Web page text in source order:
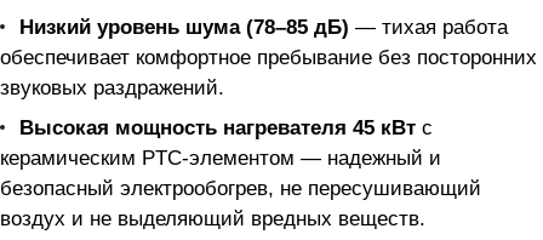
Низкий уровень шума (78–85 дБ) — тихая работа
обеспечивает комфортное пребывание без посторонних
звуковых раздражений.
Высокая мощность нагревателя 45 кВт с
керамическим PTC-элементом — надежный и
безопасный электрообогрев, не пересушивающий
воздух и не выделяющий вредных веществ.